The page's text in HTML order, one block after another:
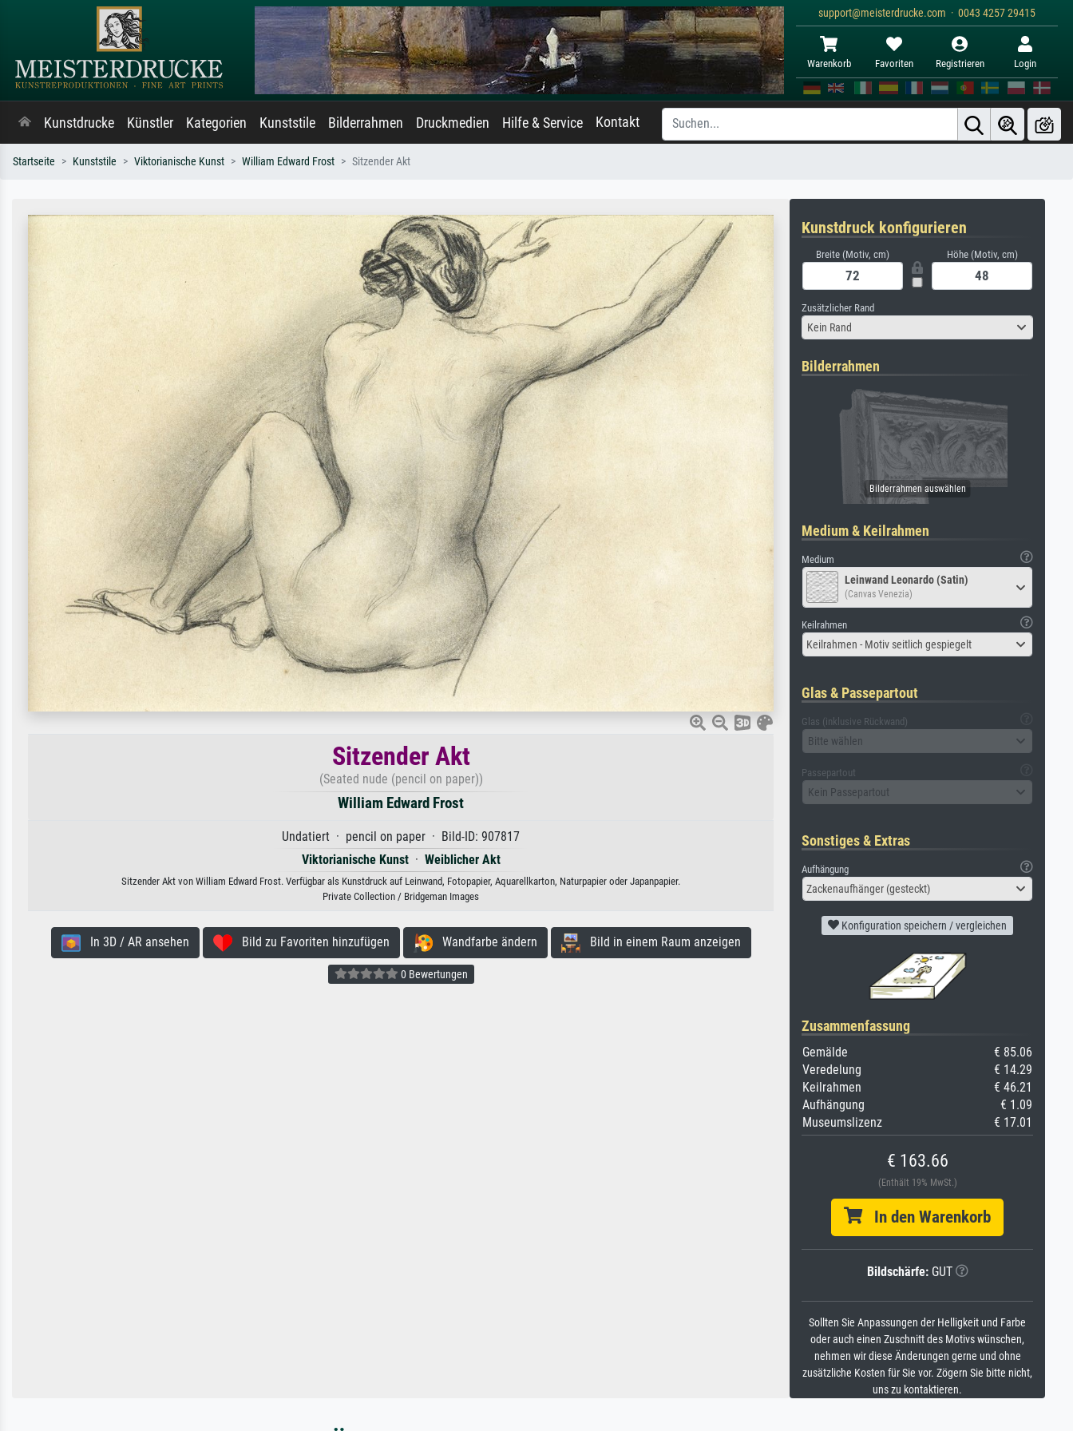
support@meisterdrucke.com · 0043 4257 29415
Warenkorb Favoriten Registrieren Login
Kunstdrucke Künstler Kategorien Kunststile Bilderrahmen Druckmedien Hilfe & Service Kontakt
Startseite Kunststile Viktorianische Kunst William Edward Frost Sitzender Akt
Sitzender Akt
(Seated nude (pencil on paper))
William Edward Frost
Undatiert · pencil on paper · Bild-ID: 907817
Viktorianische Kunst· Weiblicher Akt
Sitzender Akt von William Edward Frost. Verfügbar als Kunstdruck auf Leinwand, Fotopapier, Aquarellkarton, Naturpapier oder Japanpapier.
Private Collection / Bridgeman Images
In 3D / AR ansehen Bild zu Favoriten hinzufügen Wandfarbe ändern Bild in einem Raum anzeigen
0 Bewertungen
Kunstdruck konfigurieren
Breite (Motiv, cm) Höhe (Motiv, cm)
Zusätzlicher Rand
Kein Rand
Bilderrahmen
Medium & Keilrahmen
Medium
Leinwand Leonardo (Satin)
(Canvas Venezia)
Keilrahmen
Keilrahmen - Motiv seitlich gespiegelt
Glas & Passepartout
Glas (inklusive Rückwand)
Bitte wählen
Passepartout
Kein Passepartout
Sonstiges & Extras
Aufhängung
Zackenaufhänger (gesteckt)
Konfiguration speichern / vergleichen
Zusammenfassung
Gemälde
€ 85.06
Veredelung
€ 14.29
Keilrahmen
€ 46.21
Aufhängung
€ 1.09
Museumslizenz
€ 17.01
€ 163.66
(Enthält 19% MwSt.)
In den Warenkorb
Bildschärfe:GUT
Sollten Sie Anpassungen der Helligkeit und Farbe
oder auch einen Zuschnitt des Motivs wünschen,
nehmen wir diese Änderungen gerne und ohne
zusätzliche Kosten für Sie vor. Zögern Sie bitte nicht,
uns zu kontaktieren.